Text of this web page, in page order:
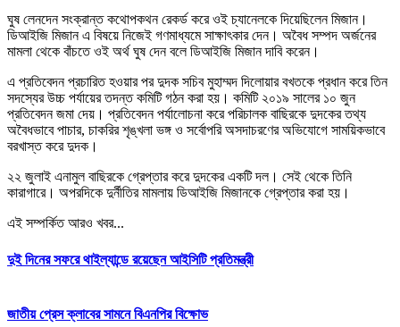
ঘুষ লেনদেন সংক্রান্ত কথোপকথন রেকর্ড করে ওই চ্যানেলকে দিয়েছিলেন মিজান।
ডিআইজি মিজান এ বিষয়ে নিজেই গণমাধ্যমে সাক্ষাৎকার দেন। অবৈধ সম্পদ অর্জনের
মামলা থেকে বাঁচতে ওই অর্থ ঘুষ দেন বলে ডিআইজি মিজান দাবি করেন।
এ প্রতিবেদন প্রচারিত হওয়ার পর দুদক সচিব মুহাম্মদ দিলোয়ার বখতকে প্রধান করে তিন
সদস্যের উচ্চ পর্যায়ের তদন্ত কমিটি গঠন করা হয়। কমিটি ২০১৯ সালের ১০ জুন
প্রতিবেদন জমা দেয়। প্রতিবেদন পর্যালোচনা করে পরিচালক বাছিরকে দুদকের তথ্য
অবৈধভাবে পাচার, চাকরির শৃঙ্খলা ভঙ্গ ও সর্বোপরি অসদাচরণের অভিযোগে সাময়িকভাবে
বরখাস্ত করে দুদক।
২২ জুলাই এনামুল বাছিরকে গ্রেপ্তার করে দুদকের একটি দল। সেই থেকে তিনি
কারাগারে। অপরদিকে দুর্নীতির মামলায় ডিআইজি মিজানকে গ্রেপ্তার করা হয়।
এই সম্পর্কিত আরও খবর...
দুই দিনের সফরে থাইল্যান্ডে রয়েছেন আইসিটি প্রতিমন্ত্রী
জাতীয় প্রেস ক্লাবের সামনে বিএনপির বিক্ষোভ